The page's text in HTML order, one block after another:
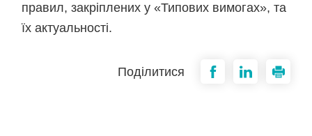
правил, закріплених у «Типових вимогах», та
їх актуальності.
Поділитися